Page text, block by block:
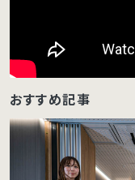
おすすめ記事